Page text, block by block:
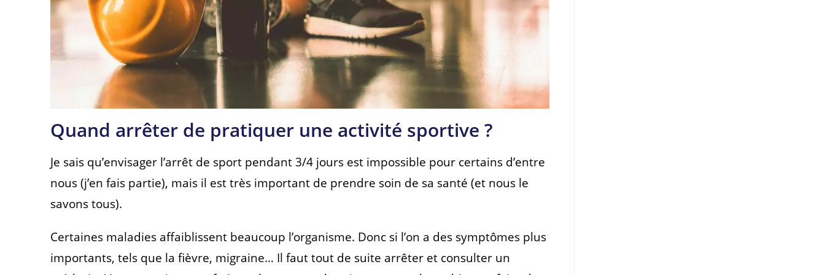
Quand arrêter de pratiquer une activité sportive ?
Je sais qu’envisager l’arrêt de sport pendant 3/4 jours est impossible pour certains d’entre
nous (j’en fais partie), mais il est très important de prendre soin de sa santé (et nous le
savons tous).
Certaines maladies affaiblissent beaucoup l’organisme. Donc si l’on a des symptômes plus
importants, tels que la fièvre, migraine… Il faut tout de suite arrêter et consulter un